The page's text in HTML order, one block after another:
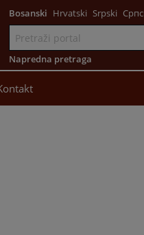
Bosanski Hrvatski Srpski
Napredna pretraga